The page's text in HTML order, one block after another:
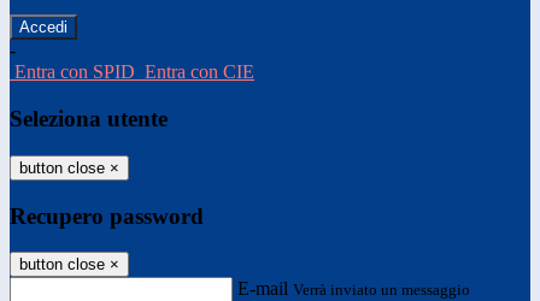
-
Entra con SPID Entra con CIE
Seleziona utente
button close ×
Recupero password
button close ×
E-mail Verrà inviato un messaggio